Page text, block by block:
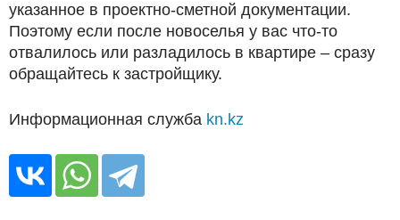
указанное в проектно-сметной документации.
Поэтому если после новоселья у вас что-то
отвалилось или разладилось в квартире – сразу
обращайтесь к застройщику.
Информационная служба kn.kz